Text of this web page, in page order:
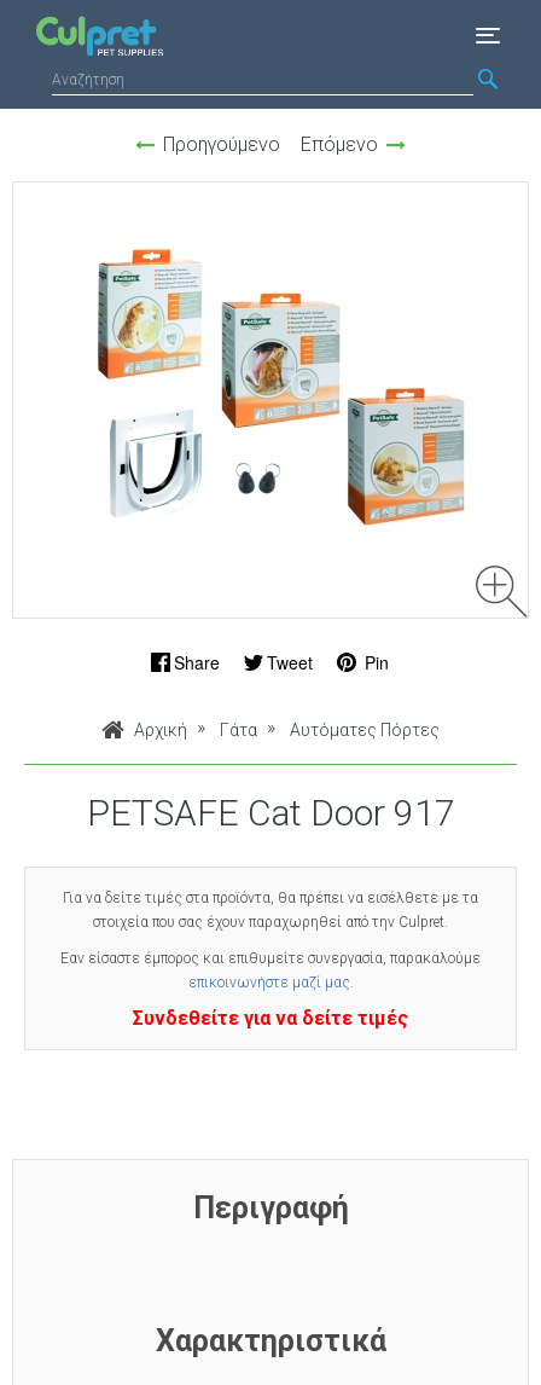
Προηγούμενο Επόμενο
Share Tweet Pin
Αρχική Γάτα Αυτόματες Πόρτες
PETSAFE Cat Door 917
Για να δείτε τιμές στα προϊόντα, θα πρέπει να εισέλθετε με τα
στοιχεία που σας έχουν παραχωρηθεί από την Culpret.
Εαν είσαστε έμπορος και επιθυμείτε συνεργασία, παρακαλούμε
επικοινωνήστε μαζί μας.
Συνδεθείτε για να δείτε τιμές
Περιγραφή
Χαρακτηριστικά